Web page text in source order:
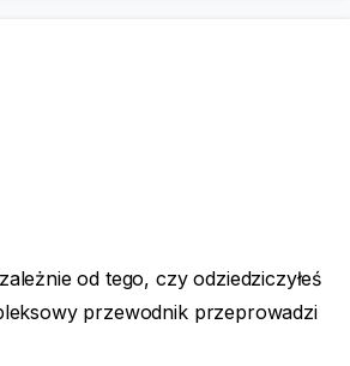
od tego, czy odziedziczyłeś
przewodnik przeprowadzi